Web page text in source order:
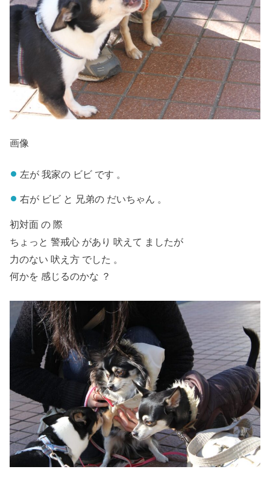
画像
左が 我家の ビビ です 。
右が ビビ と 兄弟の だいちゃん 。
初対面 の 際
ちょっと 警戒心 があり 吠えて ましたが
力のない 吠え方 でした 。
何かを 感じるのかな ？